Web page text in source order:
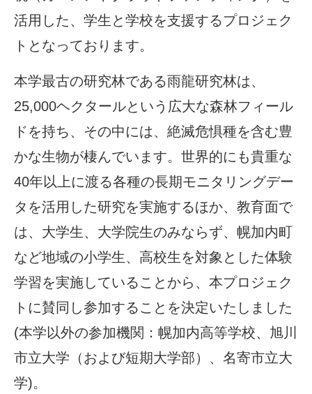
活用した、学生と学校を支援するプロジェク
トとなっております。
本学最古の研究林である雨龍研究林は、
25,000ヘクタールという広大な森林フィール
ドを持ち、その中には、絶滅危惧種を含む豊
かな生物が棲んでいます。世界的にも貴重な
40年以上に渡る各種の長期モニタリングデー
タを活用した研究を実施するほか、教育面で
は、大学生、大学院生のみならず、幌加内町
など地域の小学生、高校生を対象とした体験
学習を実施していることから、本プロジェク
トに賛同し参加することを決定いたしました
(本学以外の参加機関：幌加内高等学校、旭川
市立大学（および短期大学部）、名寄市立大
学)。